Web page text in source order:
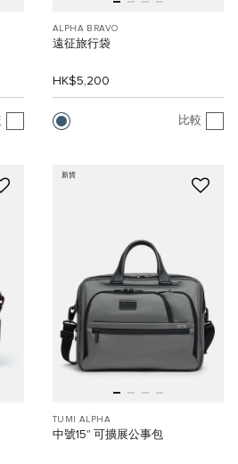
ALPHA BRAVO
遠征旅行袋
HK$5,200
比較
新貨
TUMI ALPHA
中號15" 可擴展公事包